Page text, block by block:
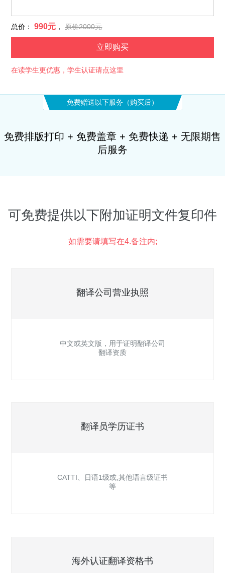
总价：990元 ，原价2000元
立即购买
在读学生更优惠，学生认证请点这里
免费赠送以下服务（购买后）
免费排版打印 + 免费盖章 + 免费快递 + 无限期售
后服务
可免费提供以下附加证明文件复印件
如需要请填写在4.备注内;
翻译公司营业执照
中文或英文版，用于证明翻译公司
翻译资质
翻译员学历证书
CATTI、日语1级或,其他语言级证书
等
海外认证翻译资格书